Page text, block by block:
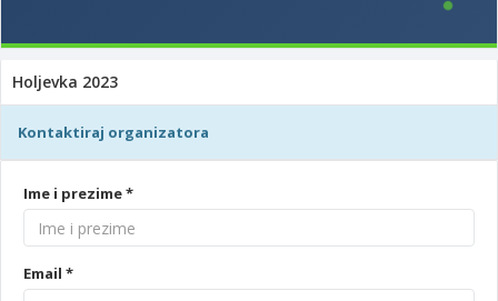
Holjevka 2023
Kontaktiraj organizatora
Ime i prezime *
Email *